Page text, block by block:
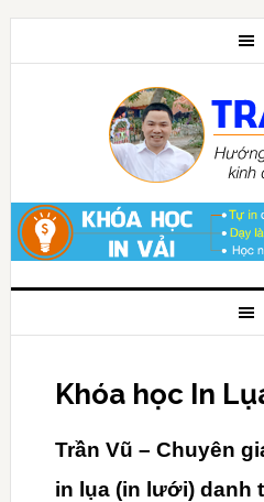
Khóa học In
Trần Vũ – Chuyên
in lụa (in lưới) danh